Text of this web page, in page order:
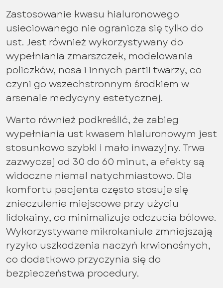
Zastosowanie kwasu hialuronowego
usieciowanego nie ogranicza się tylko do
ust. Jest również wykorzystywany do
wypełniania zmarszczek, modelowania
policzków, nosa i innych partii twarzy, co
czyni go wszechstronnym środkiem w
arsenale medycyny estetycznej.
Warto również podkreślić, że zabieg
wypełniania ust kwasem hialuronowym jest
stosunkowo szybki i mało inwazyjny. Trwa
zazwyczaj od 30 do 60 minut, a efekty są
widoczne niemal natychmiastowo. Dla
komfortu pacjenta często stosuje się
znieczulenie miejscowe przy użyciu
lidokainy, co minimalizuje odczucia bólowe.
Wykorzystywane mikrokaniule zmniejszają
ryzyko uszkodzenia naczyń krwionośnych,
co dodatkowo przyczynia się do
bezpieczeństwa procedury.